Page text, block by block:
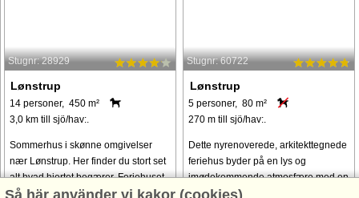
Stugnr: 28929
Lønstrup
14 personer, 450 m²
3,0 km till sjö/hav:.
Sommerhus i skønne omgivelser
nær Lønstrup. Her finder du stort set
alt hvad hjertet begærer. Feriehuset
ligger i det rolige, kuperede
Stugnr: 60722
Lønstrup
5 personer, 80 m²
270 m till sjö/hav:.
Dette nyrenoverede, arkitekttegnede
feriehus byder på en lys og
imødekommende atmosfære med en
unik havudsigt. Det har to
Så här använder vi kakor (cookies)